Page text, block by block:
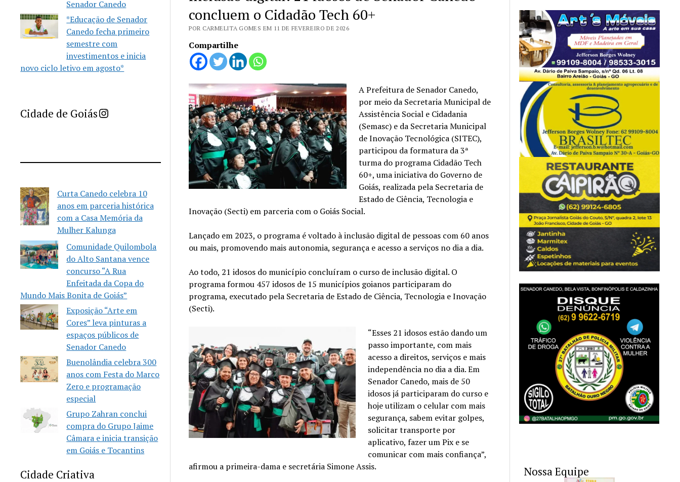
Senador Canedo
*Educação de Senador
Canedo fecha primeiro
semestre com
investimentos e inicia
novo ciclo letivo em agosto*
Cidade de GoiásImprensa Criativa da Cidade de Goiás
Curta Canedo celebra 10
anos em parceria histórica
com a Casa Memória da
Mulher Kalunga
Comunidade Quilombola
do Alto Santana vence
concurso “A Rua
Enfeitada da Copa do
Mundo Mais Bonita de Goiás”
Exposição “Arte em
Cores” leva pinturas a
espaços públicos de
Senador Canedo
Buenolândia celebra 300
anos com Festa do Marco
Zero e programação
especial
Grupo Zahran conclui
compra do Grupo Jaime
Câmara e inicia transição
em Goiás e Tocantins
Cidade Criativa
concluem o Cidadão Tech 60+
POR CARMELITA GOMES EM 11 DE FEVEREIRO DE 2026
Compartilhe
A Prefeitura de Senador Canedo,
por meio da Secretaria Municipal de
Assistência Social e Cidadania
(Semasc) e da Secretaria Municipal
de Inovação Tecnológica (SITEC),
participou da formatura da 3ª
turma do programa Cidadão Tech
60+, uma iniciativa do Governo de
Goiás, realizada pela Secretaria de
Estado de Ciência, Tecnologia e
Inovação (Secti) em parceria com o Goiás Social.
Lançado em 2023, o programa é voltado à inclusão digital de pessoas com 60 anos
ou mais, promovendo mais autonomia, segurança e acesso a serviços no dia a dia.
Ao todo, 21 idosos do município concluíram o curso de inclusão digital. O
programa formou 457 idosos de 15 municípios goianos participaram do
programa, executado pela Secretaria de Estado de Ciência, Tecnologia e Inovação
(Secti).
“Esses 21 idosos estão dando um
passo importante, com mais
acesso a direitos, serviços e mais
independência no dia a dia. Em
Senador Canedo, mais de 50
idosos já participaram do curso e
hoje utilizam o celular com mais
segurança, sabem evitar golpes,
solicitar transporte por
aplicativo, fazer um Pix e se
comunicar com mais confiança”,
afirmou a primeira-dama e secretária Simone Assis.
Nossa Equipe